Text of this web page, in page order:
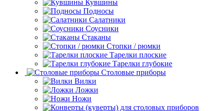
Кувшины
Подносы
Салатники
Соусники
Стаканы
Стопки / рюмки
Тарелки плоские
Тарелки глубокие
Столовые приборы
Вилки
Ложки
Ножи